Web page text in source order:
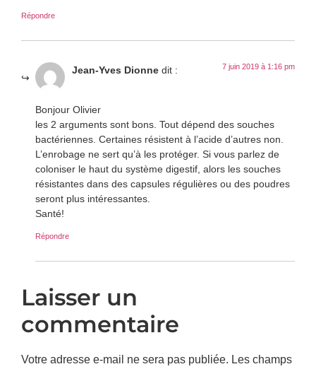
Répondre
Jean-Yves Dionne dit : 7 juin 2019 à 1:16 pm
Bonjour Olivier
les 2 arguments sont bons. Tout dépend des souches
bactériennes. Certaines résistent à l’acide d’autres non.
L’enrobage ne sert qu’à les protéger. Si vous parlez de
coloniser le haut du système digestif, alors les souches
résistantes dans des capsules régulières ou des poudres
seront plus intéressantes.
Santé!
Répondre
Laisser un
commentaire
Votre adresse e-mail ne sera pas publiée. Les champs